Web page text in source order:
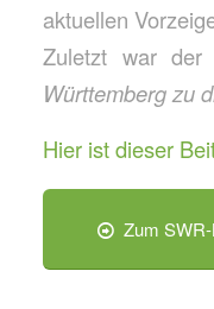
aktuellen
Zuletzt war
Württemberg zu
Hier ist dieser
Zum